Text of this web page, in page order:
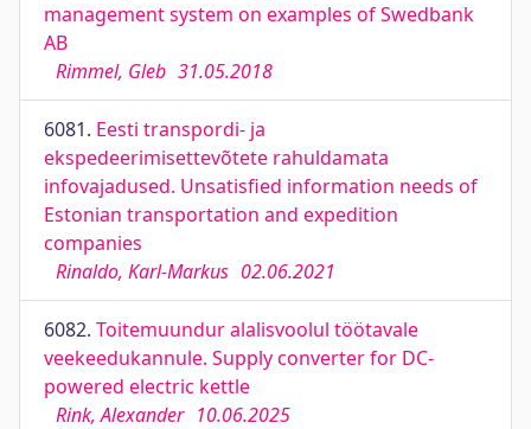
management system on examples of Swedbank
AB
Rimmel, Gleb 31.05.2018
6081. Eesti transpordi- ja
ekspedeerimisettevõtete rahuldamata
infovajadused. Unsatisfied information needs of
Estonian transportation and expedition
companies
Rinaldo, Karl-Markus 02.06.2021
6082. Toitemuundur alalisvoolul töötavale
veekeedukannule. Supply converter for DC-
powered electric kettle
Rink, Alexander 10.06.2025